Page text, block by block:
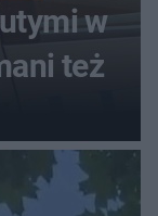
w
też